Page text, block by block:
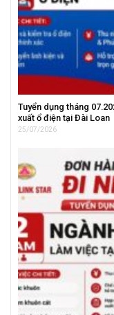
Tuyển dụng tháng
xuất ổ điện tại Đài Loan
25/07/2026